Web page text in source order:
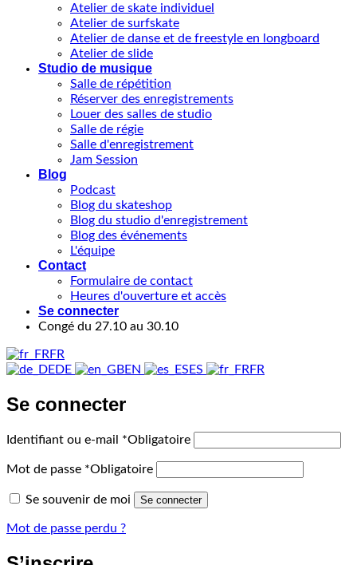
Atelier de skate individuel
Atelier de surfskate
Atelier de danse et de freestyle en longboard
Atelier de slide
Studio de musique
Salle de répétition
Réserver des enregistrements
Louer des salles de studio
Salle de régie
Salle d'enregistrement
Jam Session
Blog
Podcast
Blog du skateshop
Blog du studio d'enregistrement
Blog des événements
L'équipe
Contact
Formulaire de contact
Heures d'ouverture et accès
Se connecter
Congé du 27.10 au 30.10
FR
DE
EN ES FR
Se connecter
Identifiant ou e-mail *Obligatoire
Mot de passe *Obligatoire
Se souvenir de moi Se connecter
Mot de passe perdu ?